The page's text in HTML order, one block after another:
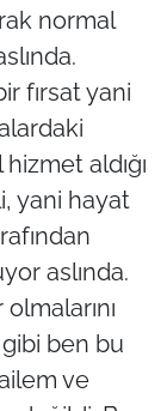
normal
fırsat yani
aldığı
yani hayat
aslında.
ben bu
ve